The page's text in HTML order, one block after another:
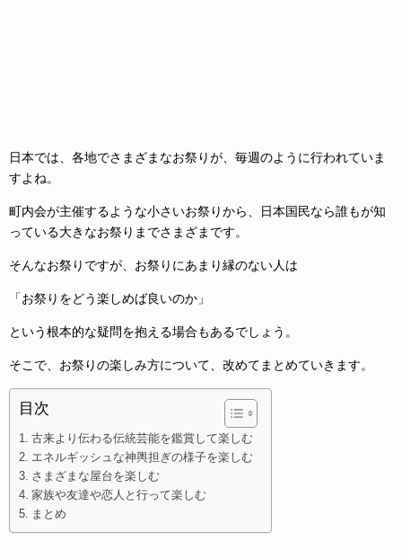
日本では、各地でさまざまなお祭りが、毎週のように行われていま
すよね。
町内会が主催するような小さいお祭りから、日本国民なら誰もが知
っている大きなお祭りまでさまざまです。
そんなお祭りですが、お祭りにあまり縁のない人は
「お祭りをどう楽しめば良いのか」
という根本的な疑問を抱える場合もあるでしょう。
そこで、お祭りの楽しみ方について、改めてまとめていきます。
目次
古来より伝わる伝統芸能を鑑賞して楽しむ
エネルギッシュな神輿担ぎの様子を楽しむ
さまざまな屋台を楽しむ
家族や友達や恋人と行って楽しむ
まとめ